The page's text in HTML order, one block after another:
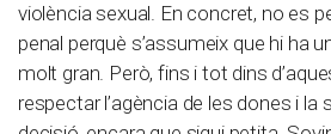
violència sexual. En concret, no es
penal perquè s’assumeix que hi ha
molt gran. Però, fins i tot dins
respectar l’agència de les dones i la